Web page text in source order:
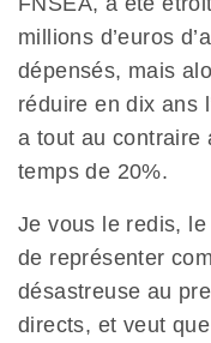
millions d’euros
dépensés, mais
réduire en dix ans
a tout au contraire
temps de 20%.
Je vous le redis, le
de représenter
désastreuse au
directs, et veut